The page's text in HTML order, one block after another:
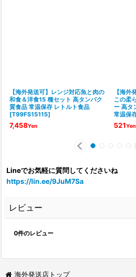
【海外発送可】レンジ対応魚と肉の
和食＆洋食15 種セット 高タンパク
質食品 常温保存 レトルト食品
[T99FS15115]
7,458Yen
【海外
この柔
ー 高タ
常温保
521Yen
Lineでお気軽に質問してくださいね
https://lin.ee/9JuM7Sa
レビュー
0件のレビュー
海外発送店トップ